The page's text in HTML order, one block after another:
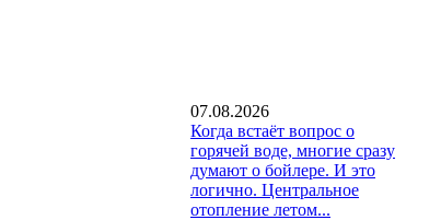
07.08.2026
Когда встаёт вопрос о
горячей воде, многие сразу
думают о бойлере. И это
логично. Центральное
отопление летом...